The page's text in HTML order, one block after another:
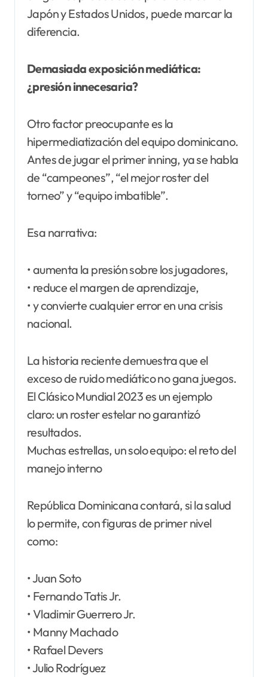
Japón y Estados Unidos, puede marcar la
diferencia.
Demasiada exposición mediática:
¿presión innecesaria?
Otro factor preocupante es la
hipermediatización del equipo dominicano.
Antes de jugar el primer inning, ya se habla
de “campeones”, “el mejor roster del
torneo” y “equipo imbatible”.
Esa narrativa:
• aumenta la presión sobre los jugadores,
• reduce el margen de aprendizaje,
• y convierte cualquier error en una crisis
nacional.
La historia reciente demuestra que el
exceso de ruido mediático no gana juegos.
El Clásico Mundial 2023 es un ejemplo
claro: un roster estelar no garantizó
resultados.
Muchas estrellas, un solo equipo: el reto del
manejo interno
República Dominicana contará, si la salud
lo permite, con figuras de primer nivel
como:
• Juan Soto
• Fernando Tatis Jr.
• Vladimir Guerrero Jr.
• Manny Machado
• Rafael Devers
• Julio Rodríguez